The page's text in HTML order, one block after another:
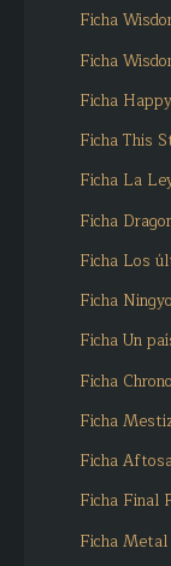
Ficha
Ficha
Ficha
Ficha This
Ficha La
Ficha
Ficha Los
Ficha
Ficha Un
Ficha
Ficha
Ficha
Ficha Final
Ficha